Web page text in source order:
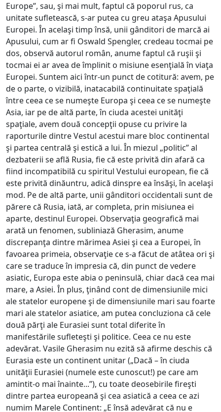
Europe”, sau, şi mai mult, faptul că poporul rus, ca
unitate sufletească, s-ar putea cu greu ataşa Apusului
Europei. În acelaşi timp însă, unii gânditori de marcă ai
Apusului, cum ar fi Oswald Spengler, credeau tocmai pe
dos, observă autorul român, anume faptul că ruşii şi
tocmai ei ar avea de împlinit o misiune esenţială în viaţa
Europei. Suntem aici într-un punct de cotitură: avem, pe
de o parte, o vizibilă, inatacabilă continuitate spaţială
între ceea ce se numeşte Europa şi ceea ce se numeşte
Asia, iar pe de altă parte, în ciuda acestei unităţi
spaţiale, avem două concepţii opuse cu privire la
raporturile dintre Vestul acestui mare bloc continental
şi partea centrală şi estică a lui. În miezul „politic” al
dezbaterii se află Rusia, fie că este privită din afară ca
fiind incompatibilă cu spiritul Vestului european, fie că
este privită dinăuntru, adică dinspre ea însăşi, în acelaşi
mod. Pe de altă parte, unii gânditori occidentali sunt de
părere că Rusia, iată, ar completa, prin misiunea ei
aparte, destinul Europei. Observaţia geografică mai
arată un fenomen, subliniază Gherasim, anume
discrepanţa dintre mărimea Asiei şi cea a Europei, în
favoarea primeia, observaţie ce s-a făcut de atâtea ori şi
care se traduce în impresia că, din punct de vedere
asiatic, Europa este abia o peninsulă, chiar dacă cea mai
mare, a Asiei. În plus, ţinând cont de dimensiunile mici
ale statelor europene şi de dimensiunile mari sau foarte
mari ale statelor asiatice, am putea concluziona că cele
două părţi ale Eurasiei sunt total diferite în
manifestările sufleteşti şi politice. Ceea ce nu este
adevărat. Vasile Gherasim nu ezită să afirme deschis că
Eurasia este un continent unitar („Dacă – în ciuda
unităţii Eurasiei (numele este cunoscut!) pe care am
amintit-o mai înainte...”), cu toate deosebirile fireşti
dintre partea europeană şi cea asiatică a ceea ce azi
numim Marele Continent: „E însă adevărat că nu e